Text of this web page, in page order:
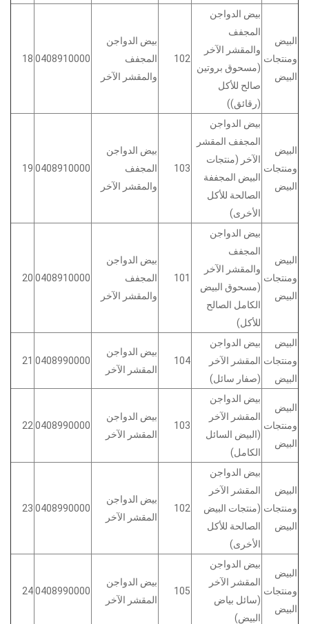
18 0408910000
بيض الدواجن
المجفف
والمقشر الآخر
102
بيض الدواجن
المجفف
والمقشر الآخر
(مسحوق بروتين
صالح للأكل
(رقائق))
البيض
ومنتجات
البيض
19 0408910000
بيض الدواجن
المجفف
والمقشر الآخر
103
بيض الدواجن
المجفف المقشر
الآخر (منتجات
البيض المجففة
الصالحة للأكل
الأخرى)
البيض
ومنتجات
البيض
20 0408910000
بيض الدواجن
المجفف
والمقشر الآخر
101
بيض الدواجن
المجفف
والمقشر الآخر
(مسحوق البيض
الكامل الصالح
للأكل)
البيض
ومنتجات
البيض
21 0408990000
بيض الدواجن
المقشر الآخر
104
بيض الدواجن
المقشر الآخر
(صفار سائل)
البيض
ومنتجات
البيض
22 0408990000
بيض الدواجن
المقشر الآخر
103
بيض الدواجن
المقشر الآخر
(البيض السائل
الكامل)
البيض
ومنتجات
البيض
23 0408990000
بيض الدواجن
المقشر الآخر
102
بيض الدواجن
المقشر الآخر
(منتجات البيض
الصالحة للأكل
الأخرى)
البيض
ومنتجات
البيض
240408990000
بيض الدواجن
المقشر الآخر
105
بيض الدواجن
المقشر الآخر
(سائل بياض
البيض)
البيض
ومنتجات
البيض